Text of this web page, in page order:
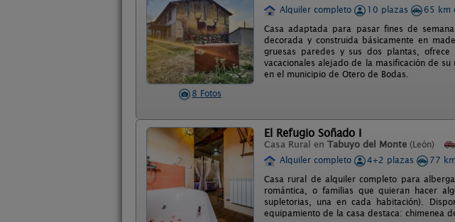
8 Fotos
Alquiler completo
10 plazas
65 km
Casa adaptada para pasar fines de
decorada y construida básicamente en
gruesas paredes y sus dos plantas,
vacacionales alejado de la masificación de
en el municipio de Otero de Bodas.
El Refugio Soñado I
Casa Rural en Tabuyo del Monte (León)
Alquiler completo
4+2 plazas 77
Casa rural de alquiler completo para
romántica, o familias que quieran hacer
supletorias, una en cada habitación).
equipamiento de la casa destaca: chimenea